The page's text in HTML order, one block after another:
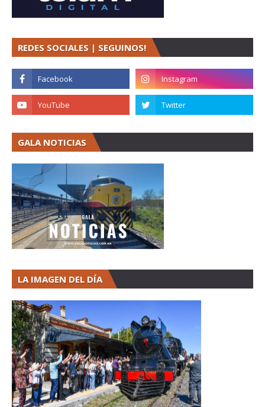
REDES SOCIALES | SEGUINOS!
GALA NOTICIAS
LA IMAGEN DEL DÍA